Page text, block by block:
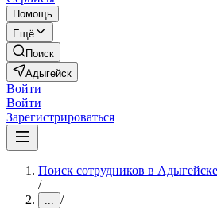
Помощь
Ещё
Поиск
Адыгейск
Войти
Войти
Зарегистрироваться
Поиск сотрудников в Адыгейске
/
... /